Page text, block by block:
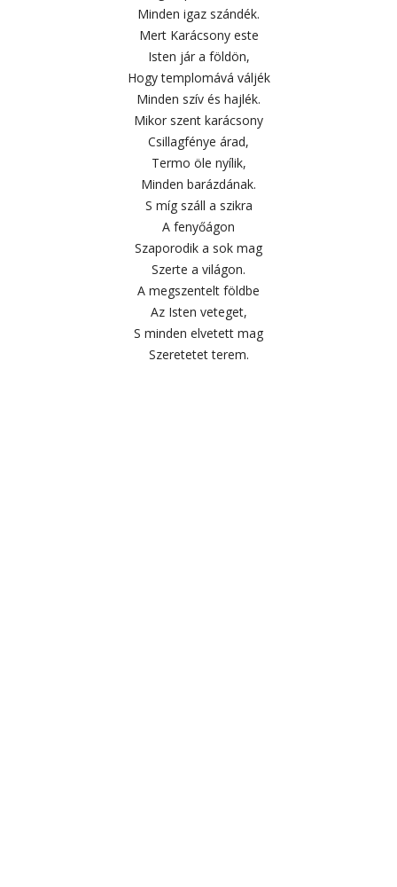
Minden igaz szándék.
Mert Karácsony este
Isten jár a földön,
Hogy templomává váljék
Minden szív és hajlék.
Mikor szent karácsony
Csillagfénye árad,
Termo öle nyílik,
Minden barázdának.
S míg száll a szikra
A fenyőágon
Szaporodik a sok mag
Szerte a világon.
A megszentelt földbe
Az Isten veteget,
S minden elvetett mag
Szeretetet terem.